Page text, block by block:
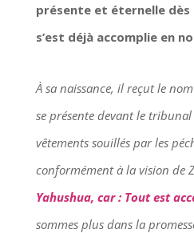
présente et éternelle dès
s’est déjà accomplie en
À sa naissance, il reçut le
se présente devant le tribunal
vêtements souillés par les
conformément à la vision de
Yahushua, car : Tout est
sommes plus dans la